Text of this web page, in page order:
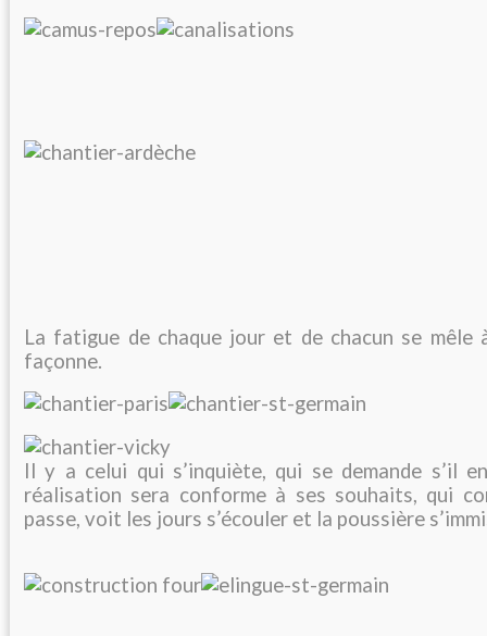
La fatigue de chaque jour et de chacun se mêle
façonne.
Il y a celui qui s’inquiète, qui se demande s’il
réalisation sera conforme à ses souhaits, qui
passe, voit les jours s’écouler et la poussière